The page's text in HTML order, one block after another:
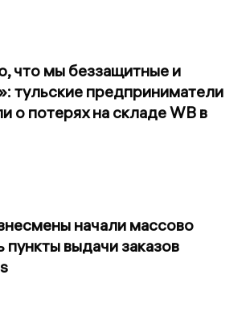
что мы беззащитные и
тульские предприниматели
о потерях на складе WB в
начали массово
пункты выдачи заказов